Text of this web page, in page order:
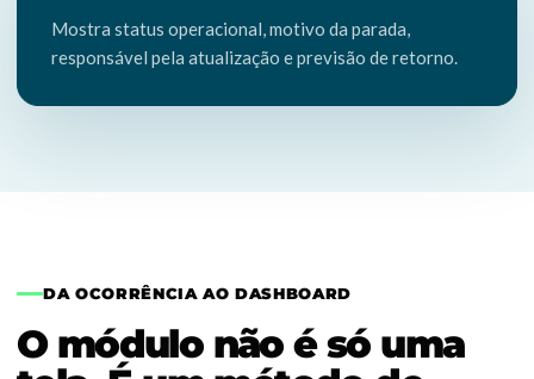
Mostra status operacional, motivo da parada,
responsável pela atualização e previsão de retorno.
DA OCORRÊNCIA AO DASHBOARD
O módulo não é só uma